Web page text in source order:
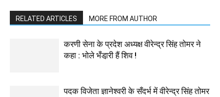
RELATED ARTICLES MORE FROM AUTHOR
करणी सेना के प्रदेश अध्यक्ष वीरेन्द्र सिंह तोमर ने
कहा : भोले भँडा़री हैं शिव !
पदक विजेता ज्ञानेश्वरी के सँदर्भ में वीरेन्द्र सिंह तोमर